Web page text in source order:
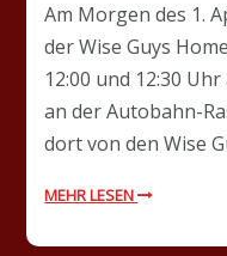
Am Morgen des 1.
der Wise Guys
12:00 und 12:30
an der Autobahn-
dort von den Wise
MEHR LESEN